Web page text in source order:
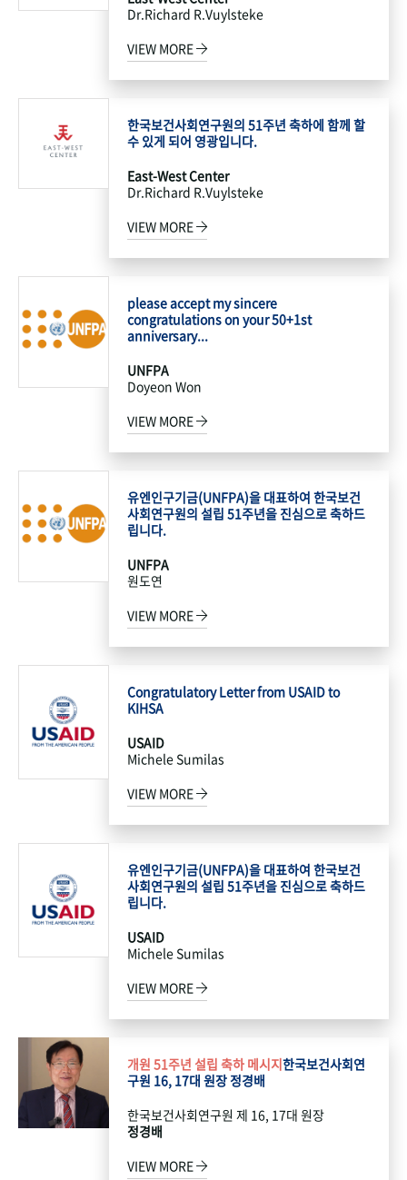
Dr.Richard R.Vuylsteke
VIEW MORE
한국보건사회연구원의 51주년 축하에 함께 할
수 있게 되어 영광입니다.
East-West Center
Dr.Richard R.Vuylsteke
VIEW MORE
please accept my sincere
congratulations on your 50+1st
anniversary...
UNFPA
Doyeon Won
VIEW MORE
유엔인구기금(UNFPA)을 대표하여 한국보건
사회연구원의 설립 51주년을 진심으로 축하드
립니다.
UNFPA
원도연
VIEW MORE
Congratulatory Letter from USAID to
KIHSA
USAID
Michele Sumilas
VIEW MORE
유엔인구기금(UNFPA)을 대표하여 한국보건
사회연구원의 설립 51주년을 진심으로 축하드
립니다.
USAID
Michele Sumilas
VIEW MORE
개원 51주년 설립 축하 메시지한국보건사회연
구원 16, 17대 원장 정경배
한국보건사회연구원 제 16, 17대 원장
정경배
VIEW MORE